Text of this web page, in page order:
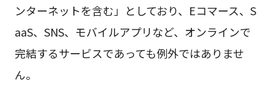
ンターネットを含む」としており、Eコマース、S
aaS、SNS、モバイルアプリなど、オンラインで
完結するサービスであっても例外ではありませ
ん。